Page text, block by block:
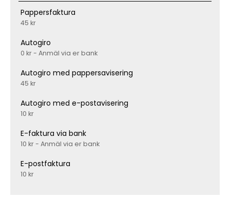
Pappersfaktura
45 kr
Autogiro
0 kr - Anmäl via er bank
Autogiro med pappersavisering
45 kr
Autogiro med e-postavisering
10 kr
E-faktura via bank
10 kr - Anmäl via er bank
E-postfaktura
10 kr